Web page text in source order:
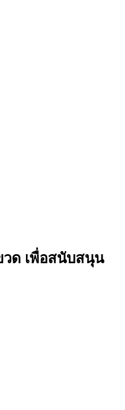
ด เพื่อสนับสนุน